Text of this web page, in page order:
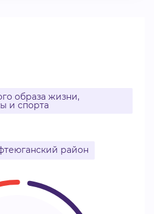
образа жизни,
и спорта
район